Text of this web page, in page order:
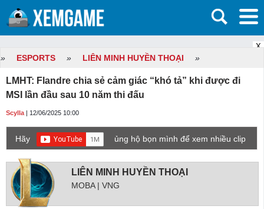
X
» ESPORTS » LIÊN MINH HUYỀN THOẠI »
LMHT: Flandre chia sẻ cảm giác “khó tả” khi được đi
MSI lần đầu sau 10 năm thi đấu
Scylla | 12/06/2025 10:00
Hãy
ủng hộ bọn mình để xem nhiều clip
LIÊN MINH HUYỀN THOẠI
MOBA | VNG